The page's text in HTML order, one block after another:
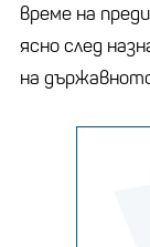
време на
ясно след
на